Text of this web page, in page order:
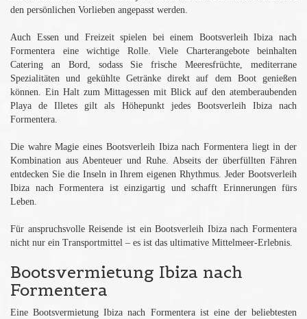
den persönlichen Vorlieben angepasst werden.
Auch Essen und Freizeit spielen bei einem Bootsverleih Ibiza nach
Formentera eine wichtige Rolle. Viele Charterangebote beinhalten
Catering an Bord, sodass Sie frische Meeresfrüchte, mediterrane
Spezialitäten und gekühlte Getränke direkt auf dem Boot genießen
können. Ein Halt zum Mittagessen mit Blick auf den atemberaubenden
Playa de Illetes gilt als Höhepunkt jedes Bootsverleih Ibiza nach
Formentera.
Die wahre Magie eines Bootsverleih Ibiza nach Formentera liegt in der
Kombination aus Abenteuer und Ruhe. Abseits der überfüllten Fähren
entdecken Sie die Inseln in Ihrem eigenen Rhythmus. Jeder Bootsverleih
Ibiza nach Formentera ist einzigartig und schafft Erinnerungen fürs
Leben.
Für anspruchsvolle Reisende ist ein Bootsverleih Ibiza nach Formentera
nicht nur ein Transportmittel – es ist das ultimative Mittelmeer-Erlebnis.
Bootsvermietung Ibiza nach
Formentera
Eine Bootsvermietung Ibiza nach Formentera ist eine der beliebtesten